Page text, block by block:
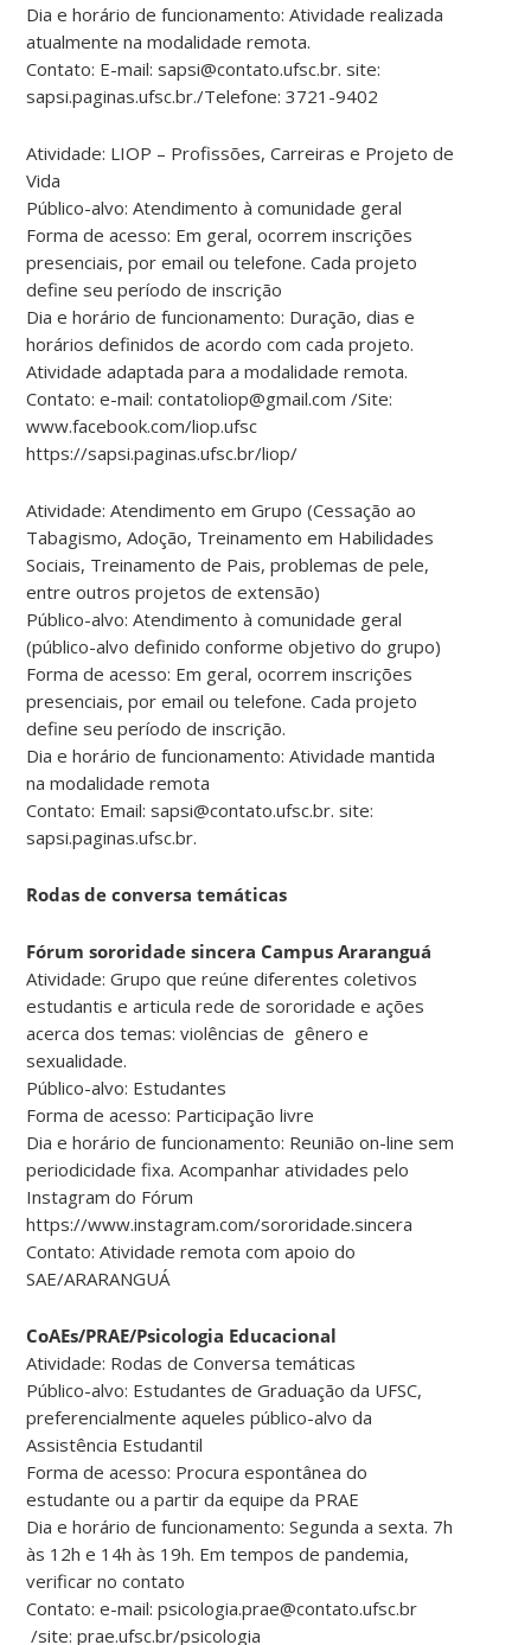
Dia e horário de funcionamento: Atividade realizada
atualmente na modalidade remota.
Contato: E-mail: sapsi@contato.ufsc.br. site:
sapsi.paginas.ufsc.br./Telefone: 3721-9402
Atividade: LIOP – Profissões, Carreiras e Projeto de
Vida
Público-alvo: Atendimento à comunidade geral
Forma de acesso: Em geral, ocorrem inscrições
presenciais, por email ou telefone. Cada projeto
define seu período de inscrição
Dia e horário de funcionamento: Duração, dias e
horários definidos de acordo com cada projeto.
Atividade adaptada para a modalidade remota.
Contato: e-mail: contatoliop@gmail.com /Site:
www.facebook.com/liop.ufsc
https://sapsi.paginas.ufsc.br/liop/
Atividade: Atendimento em Grupo (Cessação ao
Tabagismo, Adoção, Treinamento em Habilidades
Sociais, Treinamento de Pais, problemas de pele,
entre outros projetos de extensão)
Público-alvo: Atendimento à comunidade geral
(público-alvo definido conforme objetivo do grupo)
Forma de acesso: Em geral, ocorrem inscrições
presenciais, por email ou telefone. Cada projeto
define seu período de inscrição.
Dia e horário de funcionamento: Atividade mantida
na modalidade remota
Contato: Email: sapsi@contato.ufsc.br. site:
sapsi.paginas.ufsc.br.
Rodas de conversa temáticas
Fórum sororidade sincera Campus Araranguá
Atividade: Grupo que reúne diferentes coletivos
estudantis e articula rede de sororidade e ações
acerca dos temas: violências de gênero e
sexualidade.
Público-alvo: Estudantes
Forma de acesso: Participação livre
Dia e horário de funcionamento: Reunião on-line sem
periodicidade fixa. Acompanhar atividades pelo
Instagram do Fórum
https://www.instagram.com/sororidade.sincera
Contato: Atividade remota com apoio do
SAE/ARARANGUÁ
CoAEs/PRAE/Psicologia Educacional
Atividade: Rodas de Conversa temáticas
Público-alvo: Estudantes de Graduação da UFSC,
preferencialmente aqueles público-alvo da
Assistência Estudantil
Forma de acesso: Procura espontânea do
estudante ou a partir da equipe da PRAE
Dia e horário de funcionamento: Segunda a sexta. 7h
às 12h e 14h às 19h. Em tempos de pandemia,
verificar no contato
Contato: e-mail: psicologia.prae@contato.ufsc.br
/site: prae.ufsc.br/psicologia